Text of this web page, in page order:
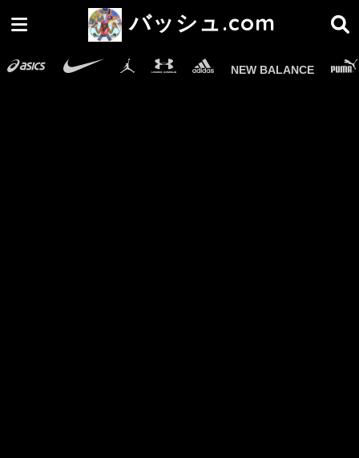
バッシュ.com
NEW BALANCE